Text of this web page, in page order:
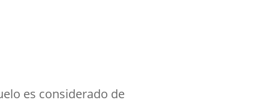
es considerado de